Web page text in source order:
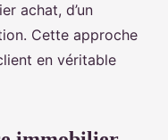
achat, d’un
Cette approche
en véritable